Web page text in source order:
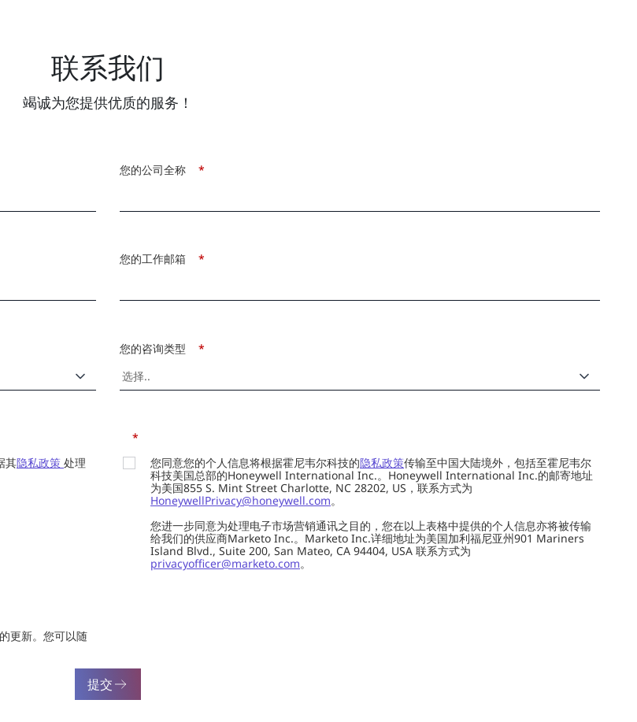
联系我们
竭诚为您提供优质的服务！
*
您的公司全称
*
您的工作邮箱
*
您的咨询类型
其隐私政策 处理
*
您同意您的个人信息将根据霍尼韦尔科技的隐私政策传输至中国大陆境外，包括至霍尼韦尔
科技美国总部的Honeywell International Inc.。Honeywell International Inc.的邮寄地址
为美国855 S. Mint Street Charlotte, NC 28202, US，联系方式为
HoneywellPrivacy@honeywell.com。
您进一步同意为处理电子市场营销通讯之目的，您在以上表格中提供的个人信息亦将被传输
给我们的供应商Marketo Inc.。Marketo Inc.详细地址为美国加利福尼亚州901 Mariners
Island Blvd., Suite 200, San Mateo, CA 94404, USA 联系方式为
privacyofficer@marketo.com。
更新。您可以随
提交